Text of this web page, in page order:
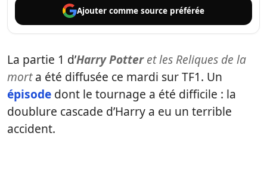
Ajouter comme source préférée
La partie 1 d’Harry Potteret les Reliques de la
morta été diffusée ce mardi sur TF1. Un
épisode dont le tournage a été difficile : la
doublure cascade d’Harry a eu un terrible
accident.